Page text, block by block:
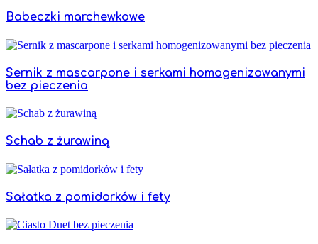
Babeczki marchewkowe
Sernik z mascarpone i serkami homogenizowanymi
bez pieczenia
Schab z żurawiną
Sałatka z pomidorków i fety